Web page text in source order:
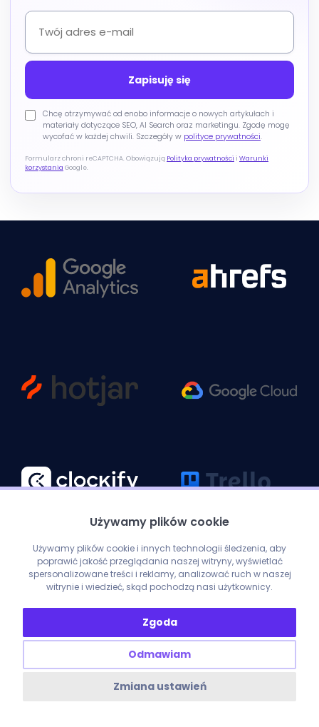
Używamy plików cookie
Używamy plików cookie i innych technologii śledzenia, aby
poprawić jakość przeglądania naszej witryny, wyświetlać
spersonalizowane treści i reklamy, analizować ruch w naszej
witrynie i wiedzieć, skąd pochodzą nasi użytkownicy.
Zgoda
Odmawiam
Zmiana ustawień
Chcę otrzymywać od enobo informacje o nowych artykułach i
materiały dotyczące SEO, AI Search oraz marketingu. Zgodę mogę
wycofać w każdej chwili. Szczegóły w polityce prywatności.
Formularz chroni reCAPTCHA. Obowiązują Polityka prywatności i Warunki
korzystania Google.
ENOBO SP. Z O. O. ul. Nad Nielbą 39B/4, 62-100 Wągrowiec
NIP: 7662011348 REGON: 527940436
Copyright © 2026